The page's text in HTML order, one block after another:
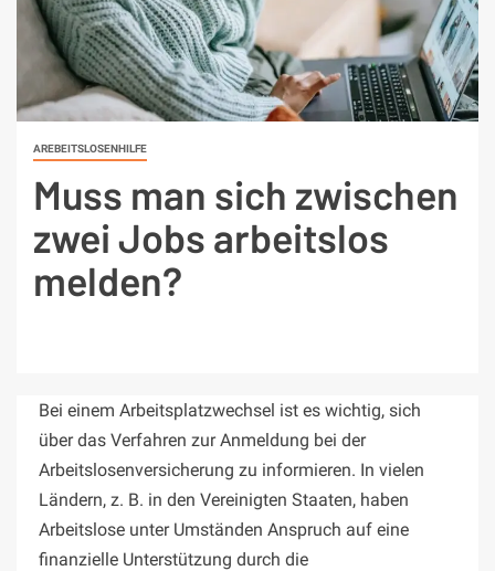
AREBEITSLOSENHILFE
Muss man sich zwischen
zwei Jobs arbeitslos
melden?
Bei einem Arbeitsplatzwechsel ist es wichtig, sich
über das Verfahren zur Anmeldung bei der
Arbeitslosenversicherung zu informieren. In vielen
Ländern, z. B. in den Vereinigten Staaten, haben
Arbeitslose unter Umständen Anspruch auf eine
finanzielle Unterstützung durch die